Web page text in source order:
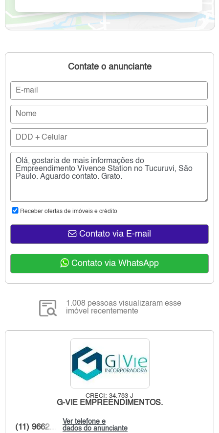
Contate o anunciante
Receber ofertas de imóveis e crédito
Contato via E-mail
Contato via WhatsApp
1.008 pessoas visualizaram esse
imóvel recentemente
CRECI: 34.783-J
G-VIE EMPREENDIMENTOS.
Ver telefone e
dados do anunciante
(11) 9662...